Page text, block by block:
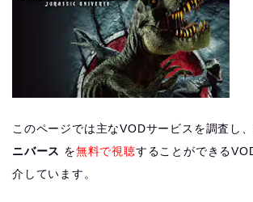
このページでは主なVODサービスを調査し、
ニバース を無料で視聴することができる
介しています。